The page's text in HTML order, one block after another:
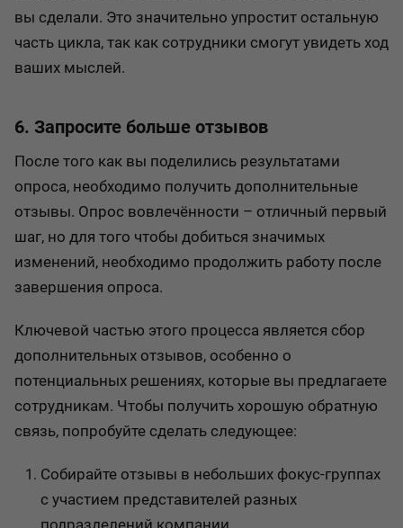
вы сделали. Это значительно упростит остальную
часть цикла, так как сотрудники смогут увидеть ход
ваших мыслей.
6. Запросите больше отзывов
После того как вы поделились результатами
опроса, необходимо получить дополнительные
отзывы. Опрос вовлечённости – отличный первый
шаг, но для того чтобы добиться значимых
изменений, необходимо продолжить работу после
завершения опроса.
Ключевой частью этого процесса является сбор
дополнительных отзывов, особенно о
потенциальных решениях, которые вы предлагаете
сотрудникам. Чтобы получить хорошую обратную
связь, попробуйте сделать следующее:
Собирайте отзывы в небольших фокус-группах
с участием представителей разных
подразделений компании.